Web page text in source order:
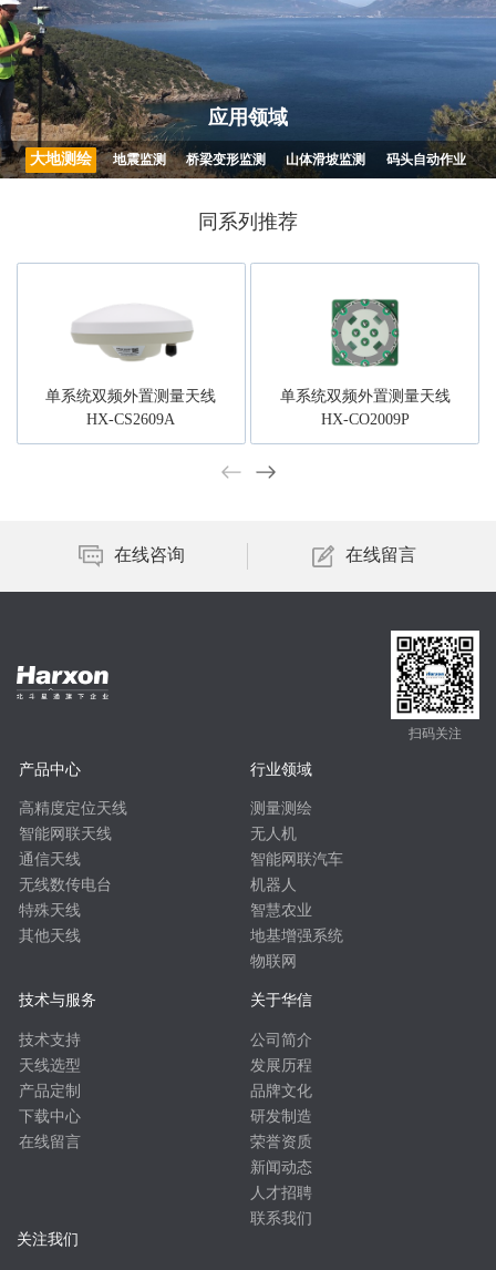
应用领域
大地测绘 地震监测 桥梁变形监测 山体滑坡监测 码头自动作业
同系列推荐
单系统双频外置测量天线
HX-CS2609A
单系统双频外置测量天线
HX-CO2009P
在线咨询 在线留言
扫码关注
产品中心
高精度定位天线
智能网联天线
通信天线
无线数传电台
特殊天线
其他天线
行业领域
测量测绘
无人机
智能网联汽车
机器人
智慧农业
地基增强系统
物联网
技术与服务
技术支持
天线选型
产品定制
下载中心
在线留言
关于华信
公司简介
发展历程
品牌文化
研发制造
荣誉资质
新闻动态
人才招聘
联系我们
关注我们